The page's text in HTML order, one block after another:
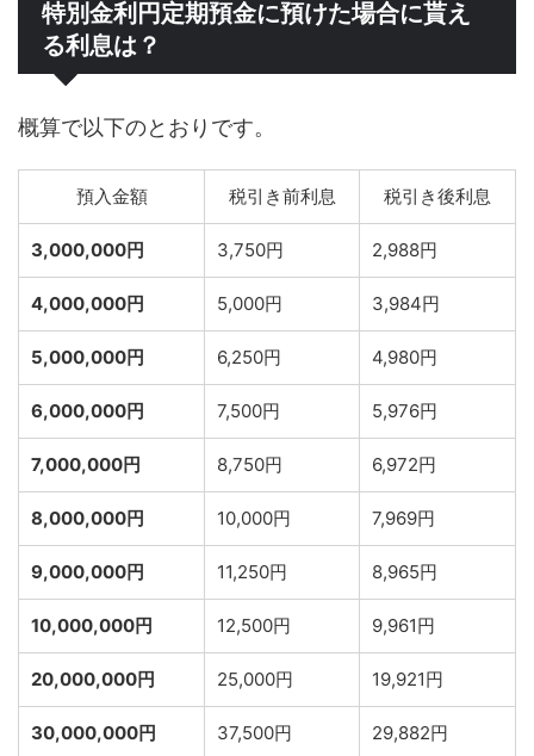
特別金利円定期預金に預けた場合に貰え
る利息は？
概算で以下のとおりです。
預入金額 税引き前利息 税引き後利息
3,000,000円 3,750円 2,988円
4,000,000円 5,000円 3,984円
5,000,000円 6,250円 4,980円
6,000,000円 7,500円 5,976円
7,000,000円 8,750円 6,972円
8,000,000円 10,000円 7,969円
9,000,000円 11,250円 8,965円
10,000,000円 12,500円 9,961円
20,000,000円 25,000円 19,921円
30,000,000円 37,500円 29,882円